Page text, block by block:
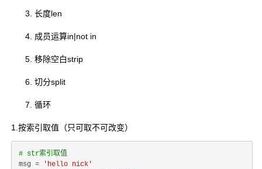
长度len
成员运算in|not in
移除空白strip
切分split
循环
1.按索引取值（只可取不可改变）
# str索引取值
msg =
'hello nick'